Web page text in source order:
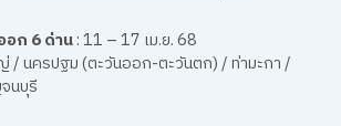
อก 6 ด่าน: 11 – 17 เม.ย. 68
/ นครปฐม (ตะวันออก-ตะวันตก) / ท่ามะกา /
นบุรี